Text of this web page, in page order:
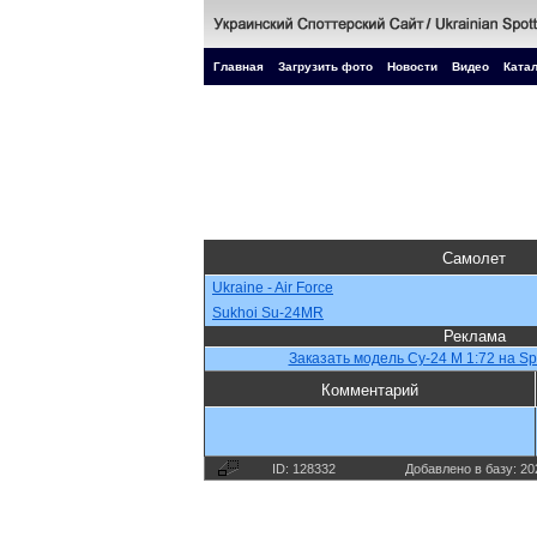
Главная Загрузить фото Новости Видео
Самолет
Ukraine - Air Force
Sukhoi Su-24MR
Реклама
Заказать модель Су-24 М 1:72 на
Комментарий
ID: 128332 Добавлено в базу: